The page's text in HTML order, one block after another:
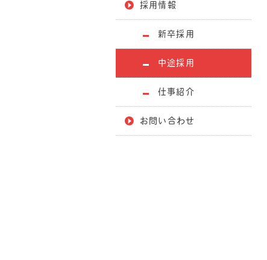
採用情報
新卒採用
中途採用
仕事紹介
お問い合わせ